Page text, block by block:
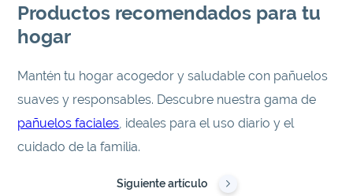
Productos recomendados para tu
hogar
Mantén tu hogar acogedor y saludable con pañuelos
suaves y responsables. Descubre nuestra gama de
pañuelos faciales, ideales para el uso diario y el
cuidado de la familia.
Siguiente artículo